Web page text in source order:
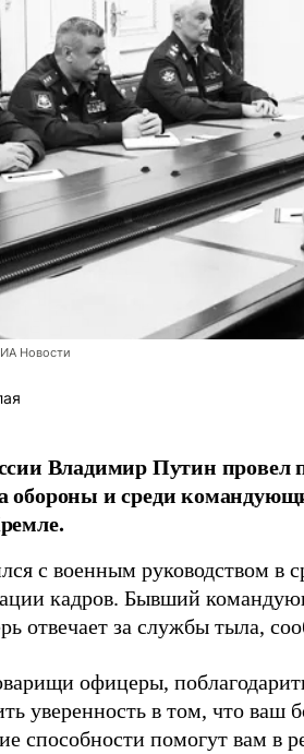
Новости
Владимир Путин провел
обороны и среди
с военным руководством в
кадров. Бывший
отвечает за службы тыла,
офицеры,
уверенность в том, что ваш
способности помогут вам в